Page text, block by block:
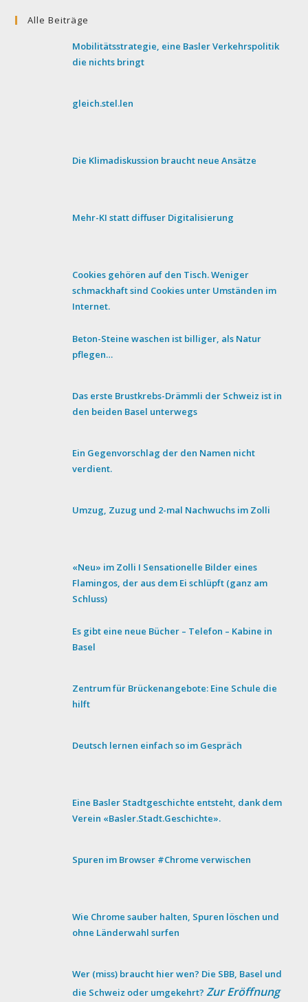
Alle Beiträge
Mobilitätsstrategie, eine Basler Verkehrspolitik
die nichts bringt
gleich.stel.len
Die Klimadiskussion braucht neue Ansätze
Mehr-KI statt diffuser Digitalisierung
Cookies gehören auf den Tisch. Weniger
schmackhaft sind Cookies unter Umständen im
Internet.
Beton-Steine waschen ist billiger, als Natur
pflegen…
Das erste Brustkrebs-Drämmli der Schweiz ist in
den beiden Basel unterwegs
Ein Gegenvorschlag der den Namen nicht
verdient.
Umzug, Zuzug und 2-mal Nachwuchs im Zolli
«Neu» im Zolli I Sensationelle Bilder eines
Flamingos, der aus dem Ei schlüpft (ganz am
Schluss)
Es gibt eine neue Bücher – Telefon – Kabine in
Basel
Zentrum für Brückenangebote: Eine Schule die
hilft
Deutsch lernen einfach so im Gespräch
Eine Basler Stadtgeschichte entsteht, dank dem
Verein «Basler.Stadt.Geschichte».
Spuren im Browser #Chrome verwischen
Wie Chrome sauber halten, Spuren löschen und
ohne Länderwahl surfen
Wer (miss) braucht hier wen? Die SBB, Basel und
die Schweiz oder umgekehrt?Zur Eröffnung